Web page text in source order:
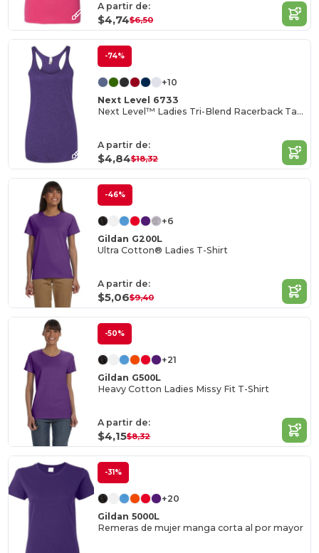
A partir de:
$4,74$6,50
-74%
+10
Next Level 6733
Next Level™ Ladies Tri-Blend Racerback Tank
A partir de:
$4,84$18,32
-46%
+6
Gildan G200L
Ultra Cotton® Ladies T-Shirt
A partir de:
$5,06$9,40
-50%
+21
Gildan G500L
Heavy Cotton Ladies Missy Fit T-Shirt
A partir de:
$4,15$8,32
-31%
+20
Gildan 5000L
Remeras de mujer manga corta al por mayor